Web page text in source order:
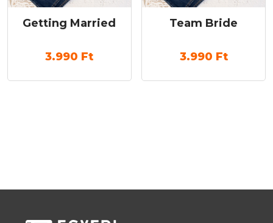
Getting Married
3.990 Ft
Team Bride
3.990 Ft